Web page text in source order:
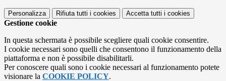
Personalizza Rifiuta tutti i cookies Accetta tutti i cookies
Gestione cookie
In questa schermata è possibile scegliere quali cookie consentire.
I cookie necessari sono quelli che consentono il funzionamento della
piattaforma e non è possibile disabilitarli.
Per conoscere quali sono i cookie necessari al funzionamento potete
visionare la COOKIE POLICY.